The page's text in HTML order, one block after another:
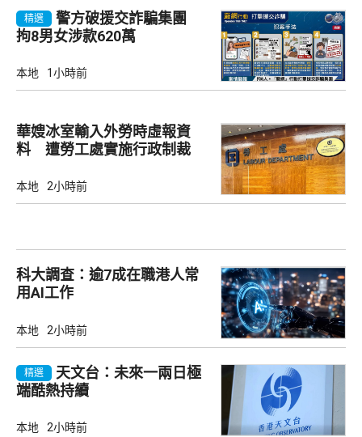
精選
警方破援交詐騙集團
拘8男女涉款620萬
本地 1小時前
華嫂冰室輸入外勞時虛報資
料 遭勞工處實施行政制裁
本地 2小時前
科大調查：逾7成在職港人常
用AI工作
本地 2小時前
精選
天文台：未來一兩日極
端酷熱持續
本地 2小時前